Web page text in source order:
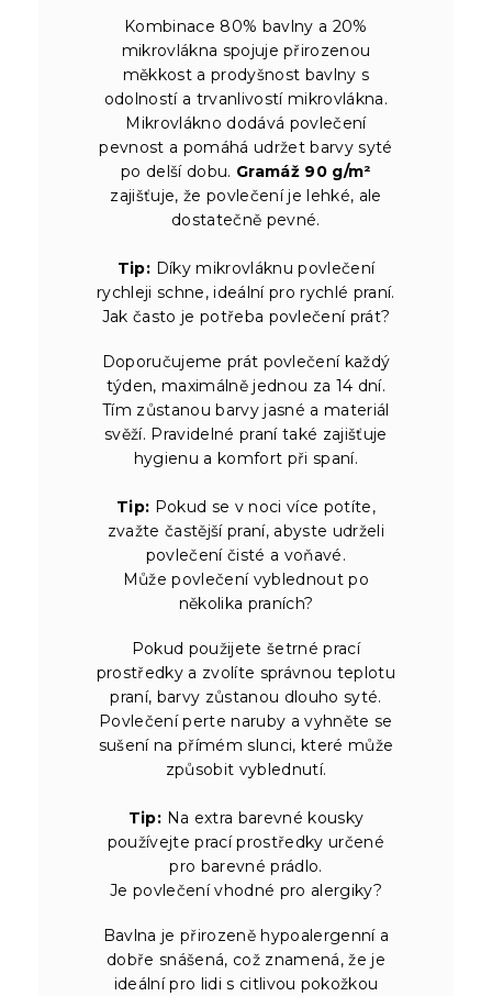
Kombinace 80% bavlny a 20%
mikrovlákna spojuje přirozenou
měkkost a prodyšnost bavlny s
odolností a trvanlivostí mikrovlákna.
Mikrovlákno dodává povlečení
pevnost a pomáhá udržet barvy syté
po delší dobu. Gramáž 90 g/m²
zajišťuje, že povlečení je lehké, ale
dostatečně pevné.
Tip: Díky mikrovláknu povlečení
rychleji schne, ideální pro rychlé praní.
Jak často je potřeba povlečení prát?
Doporučujeme prát povlečení každý
týden, maximálně jednou za 14 dní.
Tím zůstanou barvy jasné a materiál
svěží. Pravidelné praní také zajišťuje
hygienu a komfort při spaní.
Tip: Pokud se v noci více potíte,
zvažte častější praní, abyste udrželi
povlečení čisté a voňavé.
Může povlečení vyblednout po
několika praních?
Pokud použijete šetrné prací
prostředky a zvolíte správnou teplotu
praní, barvy zůstanou dlouho syté.
Povlečení perte naruby a vyhněte se
sušení na přímém slunci, které může
způsobit vyblednutí.
Tip: Na extra barevné kousky
používejte prací prostředky určené
pro barevné prádlo.
Je povlečení vhodné pro alergiky?
Bavlna je přirozeně hypoalergenní a
dobře snášená, což znamená, že je
ideální pro lidi s citlivou pokožkou